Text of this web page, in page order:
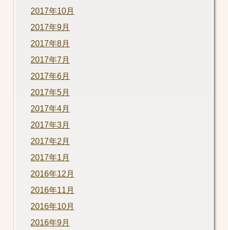
2017年10月
2017年9月
2017年8月
2017年7月
2017年6月
2017年5月
2017年4月
2017年3月
2017年2月
2017年1月
2016年12月
2016年11月
2016年10月
2016年9月